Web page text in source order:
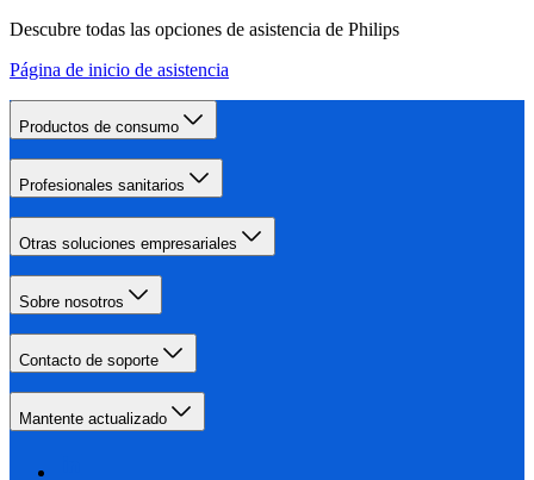
Descubre todas las opciones de asistencia de Philips
Página de inicio de asistencia
Productos de consumo
Profesionales sanitarios
Otras soluciones empresariales
Sobre nosotros
Contacto de soporte
Mantente actualizado